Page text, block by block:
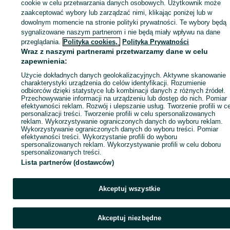
sprzedającym
Zaloguj się / Załóż konto
cookie w celu przetwarzania danych osobowych. Użytkownik może
zaakceptować wybory lub zarządzać nimi, klikając poniżej lub w
dowolnym momencie na stronie polityki prywatności. Te wybory będą
sygnalizowane naszym partnerom i nie będą miały wpływu na dane
przeglądania. Polityka cookies, Polityka Prywatności
Wraz z naszymi partnerami przetwarzamy dane w celu
zapewnienia:
Użycie dokładnych danych geolokalizacyjnych. Aktywne skanowanie
charakterystyki urządzenia do celów identyfikacji. Rozumienie
odbiorców dzięki statystyce lub kombinacji danych z różnych źródeł.
Przechowywanie informacji na urządzeniu lub dostęp do nich. Pomiar
efektywności reklam. Rozwój i ulepszanie usług. Tworzenie profili w
personalizacji treści. Tworzenie profili w celu spersonalizowanych
reklam. Wykorzystywanie ograniczonych danych do wyboru reklam.
Wykorzystywanie ograniczonych danych do wyboru treści. Pomiar
efektywności treści. Wykorzystanie profili do wyboru
spersonalizowanych reklam. Wykorzystywanie profili w celu doboru
spersonalizowanych treści.
Lista partnerów (dostawców)
Akceptuj wszystkie
Akceptuj niezbędne